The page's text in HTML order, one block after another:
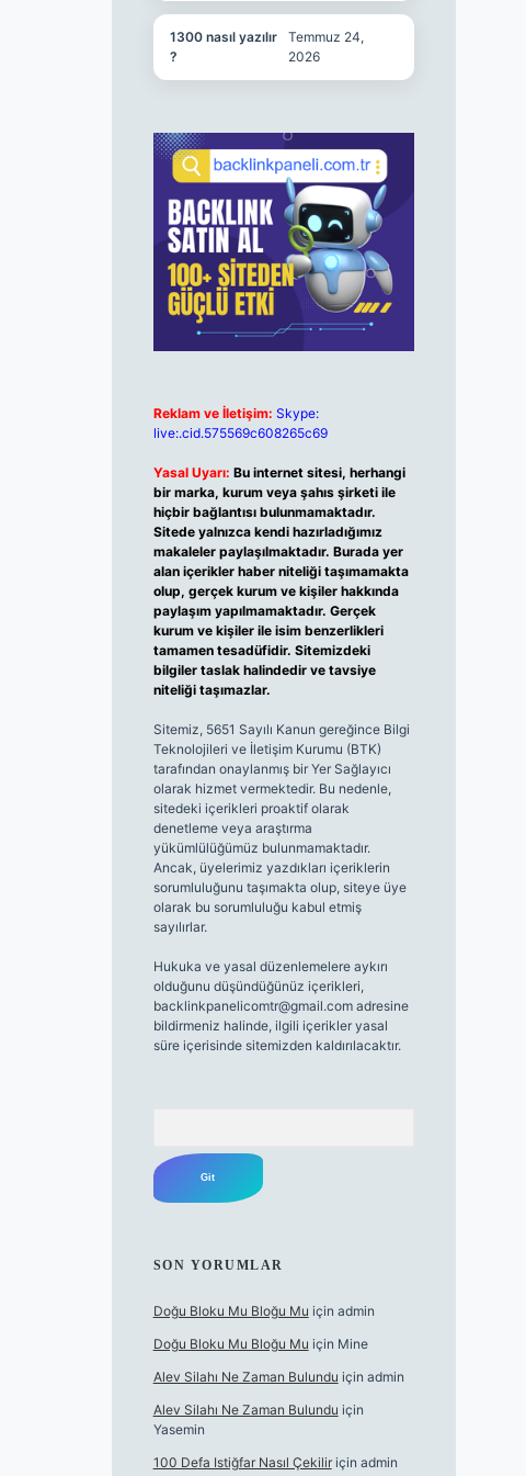
1300 nasıl yazılır
?
Temmuz 24,
2026
Reklam ve İletişim: Skype:
live:.cid.575569c608265c69
Yasal Uyarı: Bu internet sitesi, herhangi
bir marka, kurum veya şahıs şirketi ile
hiçbir bağlantısı bulunmamaktadır.
Sitede yalnızca kendi hazırladığımız
makaleler paylaşılmaktadır. Burada yer
alan içerikler haber niteliği taşımamakta
olup, gerçek kurum ve kişiler hakkında
paylaşım yapılmamaktadır. Gerçek
kurum ve kişiler ile isim benzerlikleri
tamamen tesadüfidir. Sitemizdeki
bilgiler taslak halindedir ve tavsiye
niteliği taşımazlar.
Sitemiz, 5651 Sayılı Kanun gereğince Bilgi
Teknolojileri ve İletişim Kurumu (BTK)
tarafından onaylanmış bir Yer Sağlayıcı
olarak hizmet vermektedir. Bu nedenle,
sitedeki içerikleri proaktif olarak
denetleme veya araştırma
yükümlülüğümüz bulunmamaktadır.
Ancak, üyelerimiz yazdıkları içeriklerin
sorumluluğunu taşımakta olup, siteye üye
olarak bu sorumluluğu kabul etmiş
sayılırlar.
Hukuka ve yasal düzenlemelere aykırı
olduğunu düşündüğünüz içerikleri,
backlinkpanelicomtr@gmail.comadresine
bildirmeniz halinde, ilgili içerikler yasal
süre içerisinde sitemizden kaldırılacaktır.
SON YORUMLAR
Doğu Bloku Mu Bloğu Mu için admin
Doğu Bloku Mu Bloğu Mu için Mine
Alev Silahı Ne Zaman Bulundu için admin
Alev Silahı Ne Zaman Bulundu için
Yasemin
100 Defa Istiğfar Nasıl Çekiliriçin admin